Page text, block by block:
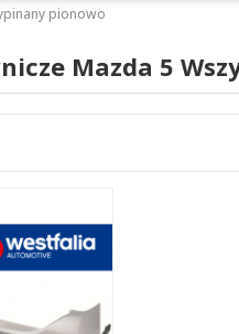
pionowo
Mazda 5